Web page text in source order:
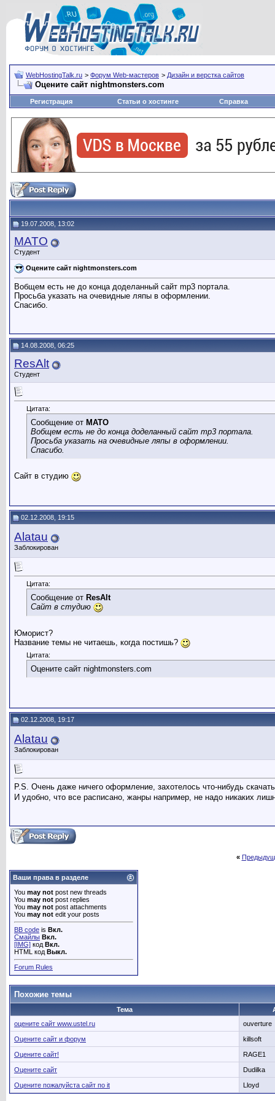
WebHostingTalk.ru > Форум Web-мастеров > Дизайн и верстка сайтов
Оцените сайт nightmonsters.com
Регистрация Статьи о хостинге Справка
19.07.2008, 13:02
MATO
Студент
Оцените сайт nightmonsters.com
Вобщем есть не до конца доделанный сайт mp3 портала.
Просьба указать на очевидные ляпы в оформлении.
Спасибо.
14.08.2008, 06:25
ResAlt
Студент
Цитата:
Сообщение от MATO
Вобщем есть не до конца доделанный сайт mp3 портала.
Просьба указать на очевидные ляпы в оформлении.
Спасибо.
Сайт в студию
02.12.2008, 19:15
Alatau
Заблокирован
Цитата:
Сообщение от ResAlt
Сайт в студию
Юморист?
Название темы не читаешь, когда постишь?
Цитата:
Оцените сайт nightmonsters.com
02.12.2008, 19:17
Alatau
Заблокирован
P.S. Очень даже ничего оформление, захотелось что-нибудь
И удобно, что все расписано, жанры например, не надо никаких
«
Ваши права в разделе
You may not post new threads
You may not post replies
You may not post attachments
You may not edit your posts
BB code is Вкл.
Смайлы Вкл.
[IMG] код Вкл.
HTML код Выкл.
Forum Rules
Похожие темы
Тема
оцените сайт www.ustel.ru
ouverture
Оцените сайт и форум killsoft
Оцените сайт! RAGE1
Оцените сайт Dudilka
Оцените пожалуйста сайт по it Lloyd